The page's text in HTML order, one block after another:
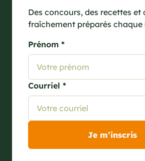
Des concours, des recettes et
fraîchement préparés chaque
Prénom *
Courriel *